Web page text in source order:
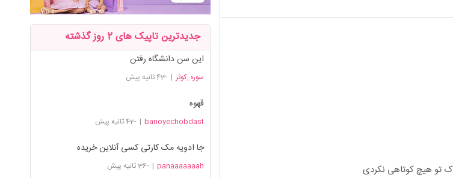
ک تو هیچ کوتاهی نکردی
جدیدترین تاپیک های 2 روز گذشته
این سن دانشگاه رفتن
سوره_کوثر | -43 ثانیه پیش
قهوه
banoyechobdast
| -42 ثانیه پیش
جا ادویه مک کارتی کسی آنلاین خریده
panaaaaaaah
| -36 ثانیه پیش